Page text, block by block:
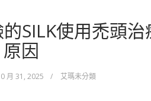
SILK使用禿頭
原因
月 31, 2025 / 艾瑪未分類